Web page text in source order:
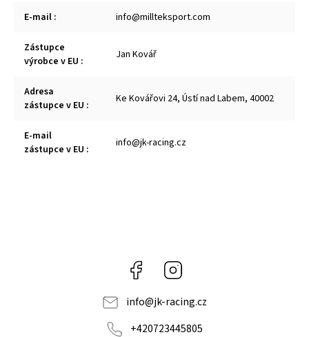
E-mail : info@millteksport.com
Zástupce
výrobce v EU : Jan Kovář
Adresa
zástupce v EU : Ke Kovářovi 24, Ústí nad Labem, 40002
E-mail
zástupce v EU : info@jk-racing.cz
Facebook
info@jk-racing.cz
+420723445805